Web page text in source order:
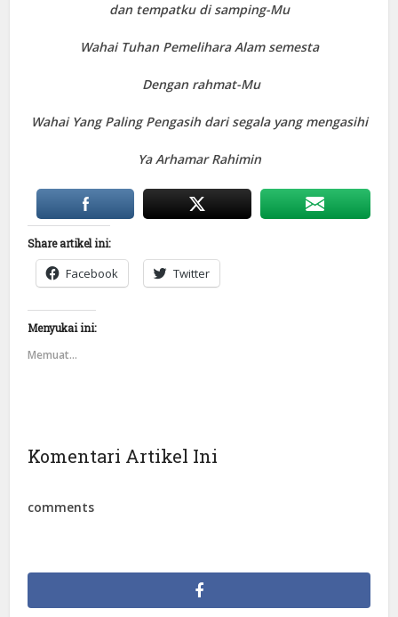
dan tempatku di samping-Mu
Wahai Tuhan Pemelihara Alam semesta
Dengan rahmat-Mu
Wahai Yang Paling Pengasih dari segala yang mengasihi
Ya Arhamar Rahimin
Share artikel ini:
Facebook Twitter
Menyukai ini:
Memuat...
Komentari Artikel Ini
comments